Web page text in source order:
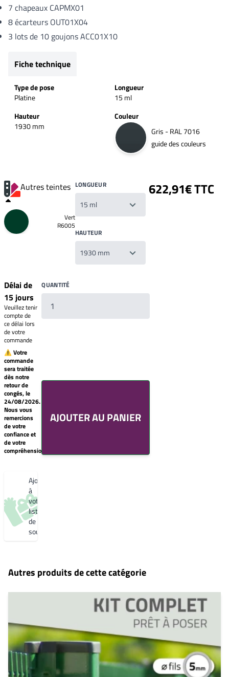
7 chapeaux CAPMX01
8 écarteurs OUT01X04
3 lots de 10 goujons ACC01X10
Fiche technique
Type de pose
Platine
Longueur
15 ml
Hauteur
1930 mm
Couleur
Gris - RAL 7016
guide des couleurs
Autres teintes
Vert
R6005
LONGUEUR
HAUTEUR
622,91€ TTC
Délai de
15 jours
Veuillez tenir
compte de
ce délai lors
de votre
commande
⚠ Votre
commande
sera traitée
dès notre
retour de
congés, le
24/08/2026.
Nous vous
remercions
de votre
confiance et
de votre
compréhension.
QUANTITÉ
AJOUTER AU PANIER
Votre
liste
de
souhaits
Un
produit
0,00€
Créer
une
nouvelle
souhaitsAjouter
à
votre
liste
de
souhaits
Autres produits de cette catégorie